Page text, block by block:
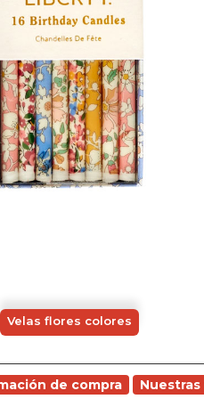
Velas flores colores
de compra